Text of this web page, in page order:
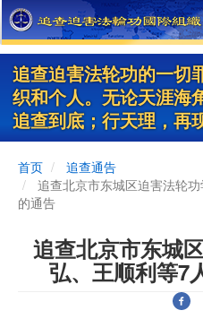
Skip
to
main
content
追查迫害法轮功的一切
织和个人。无论天涯海
追查到底；行天理，再
首页
追查通告
追查北京市东城区迫害法轮
的通告
追查北京市东城
弘、王顺利等7